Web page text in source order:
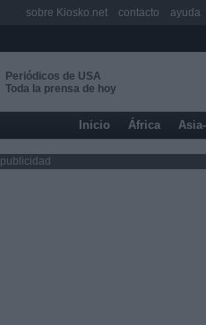
Periódicos de USA
Toda la prensa de hoy
Inicio África
publicidad
sobre Kiosko.net contacto ayuda